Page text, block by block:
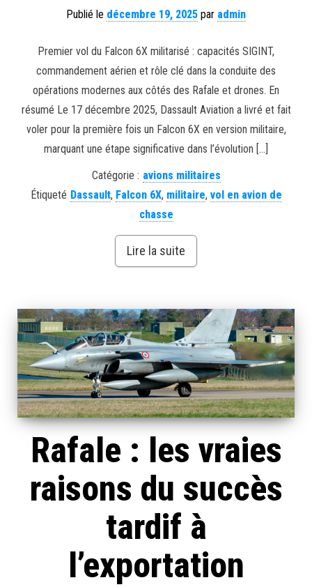
Publié le décembre 19, 2025 par admin
Premier vol du Falcon 6X militarisé : capacités SIGINT,
commandement aérien et rôle clé dans la conduite des
opérations modernes aux côtés des Rafale et drones. En
résumé Le 17 décembre 2025, Dassault Aviation a livré et fait
voler pour la première fois un Falcon 6X en version militaire,
marquant une étape significative dans l’évolution […]
Catégorie : avions militaires
Étiqueté Dassault, Falcon 6X, militaire, vol en avion de
chasse
Lire la suite
Rafale : les vraies
raisons du succès
tardif à
l’exportation